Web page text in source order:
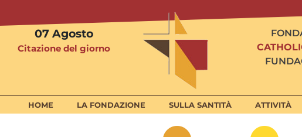
07 Agosto
Citazione del giorno
HOME LA FONDAZIONE SULLA SANTITÀ ATTIVITÀ